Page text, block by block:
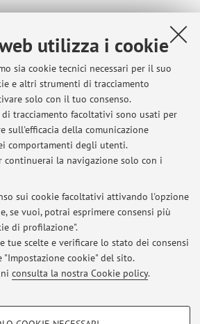
utilizza i cookie
sia cookie tecnici necessari per il suo
e altri strumenti di tracciamento
solo con il tuo consenso.
tracciamento facoltativi sono usati per
sull'efficacia della comunicazione
comportamenti degli utenti.
continuerai la navigazione solo con i
sui cookie facoltativi attivando l'opzione
se vuoi, potrai esprimere consensi più
di profilazione".
tue scelte e verificare lo stato dei consensi
cookie" del sito.
consulta la nostra Cookie policy.
- FACOLTATIVI
Ultimi avvisi
sessione esame di stato 2020
albo A e albo B
avanzate del servizio sociale
sociale nelle cure palliative: